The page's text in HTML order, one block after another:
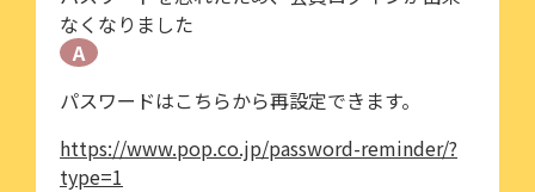
なくなりました
A
パスワードはこちらから再設定できます。
https://www.pop.co.jp/password-reminder/?
type=1